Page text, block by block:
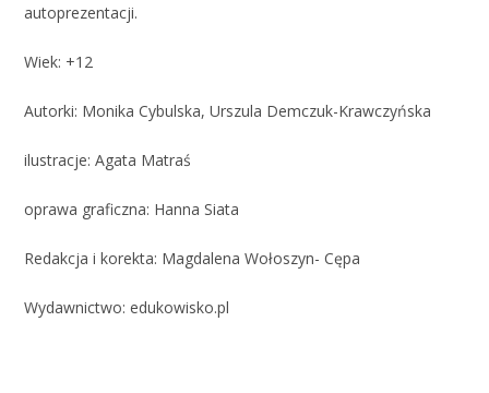
autoprezentacji.
Wiek: +12
Autorki: Monika Cybulska, Urszula Demczuk-Krawczyńska
ilustracje: Agata Matraś
oprawa graficzna: Hanna Siata
Redakcja i korekta: Magdalena Wołoszyn- Cępa
Wydawnictwo: edukowisko.pl